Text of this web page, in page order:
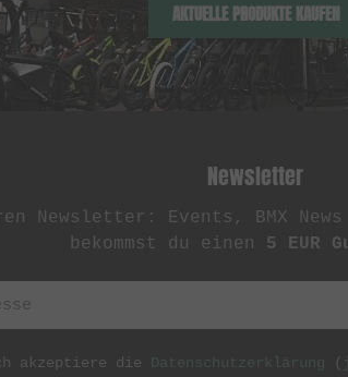
AKTUELLE PRODUKTE KAUFEN
Newsletter
Newsletter: Events, BMX
bekommst du einen 5 EUR
akzeptiere die Datenschutzerklärung (